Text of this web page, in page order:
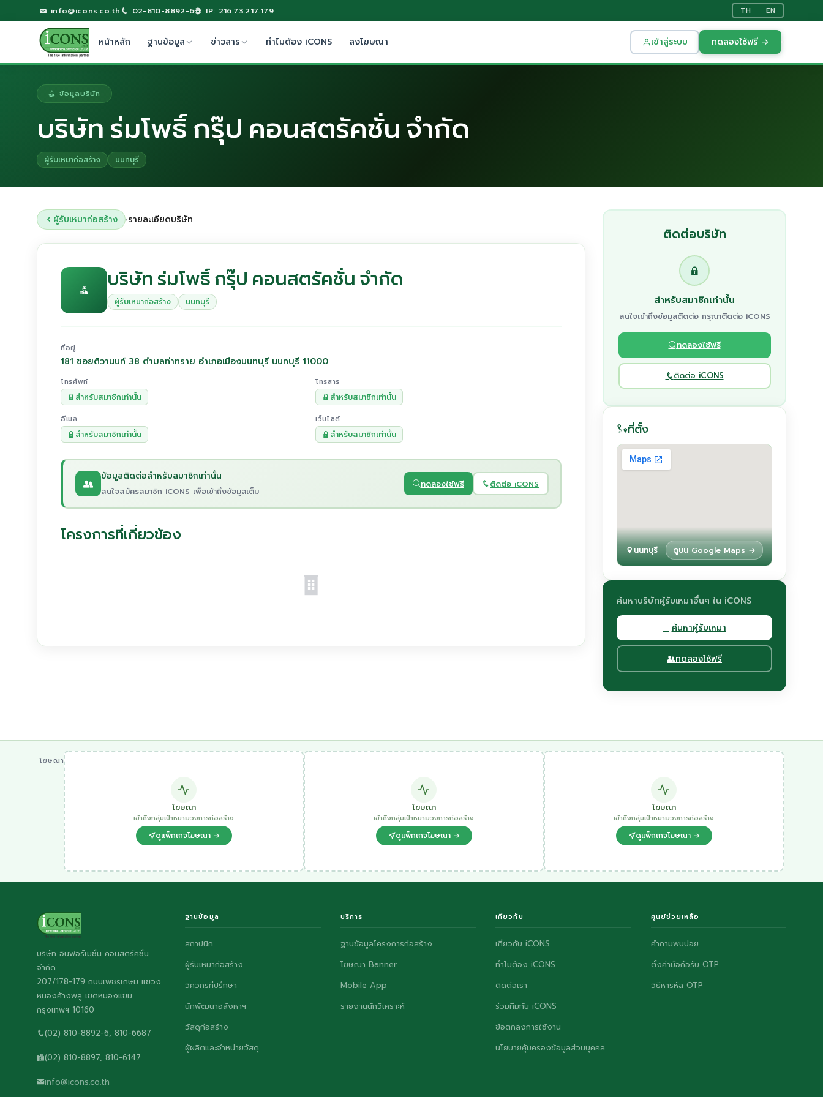
info@icons.co.th 02-810-8892-6 IP: 216.73.217.179 TH EN
หน้าหลัก ฐานข้อมูล ข่าวสาร ทำไมต้อง iCONS ลงโฆษณา เข้าสู่ระบบ ทดลองใช้ฟรี →
ข้อมูลบริษัท
บริษัท ร่มโพธิ์ กรุ๊ป คอนสตรัคชั่น จำกัด
ผู้รับเหมาก่อสร้าง นนทบุรี
ผู้รับเหมาก่อสร้าง ›รายละเอียดบริษัท
บริษัท ร่มโพธิ์ กรุ๊ป คอนสตรัคชั่น จำกัด
ผู้รับเหมาก่อสร้าง นนทบุรี
ที่อยู่
181 ซอยติวานนท์ 38 ตำบลท่าทราย อำเภอเมืองนนทบุรี นนทบุรี 11000
โทรศัพท์
สำหรับสมาชิกเท่านั้น
โทรสาร
สำหรับสมาชิกเท่านั้น
อีเมล
สำหรับสมาชิกเท่านั้น
เว็บไซต์
สำหรับสมาชิกเท่านั้น
ข้อมูลติดต่อสำหรับสมาชิกเท่านั้น
สนใจสมัครสมาชิก iCONS เพื่อเข้าถึงข้อมูลเต็ม
ทดลองใช้ฟรี ติดต่อ iCONS
โครงการที่เกี่ยวข้อง
ติดต่อบริษัท
สำหรับสมาชิกเท่านั้น
สนใจเข้าถึงข้อมูลติดต่อ กรุณาติดต่อ iCONS
ทดลองใช้ฟรี
ติดต่อ iCONS
ที่ตั้ง
นนทบุรี ดูบน Google Maps →
ค้นหาบริษัทผู้รับเหมาอื่นๆ ใน iCONS
ค้นหาผู้รับเหมา
ทดลองใช้ฟรี
โฆษณา
โฆษณา
เข้าถึงกลุ่มเป้าหมายวงการก่อสร้าง
ดูแพ็กเกจโฆษณา →
โฆษณา
เข้าถึงกลุ่มเป้าหมายวงการก่อสร้าง
ดูแพ็กเกจโฆษณา →
โฆษณา
เข้าถึงกลุ่มเป้าหมายวงการก่อสร้าง
ดูแพ็กเกจโฆษณา →
บริษัท อินฟอร์เมชั่น คอนสตรัคชั่น
จำกัด
207/178-179 ถนนเพชรเกษม แขวง
หนองค้างพลู เขตหนองแขม
กรุงเทพฯ 10160
(02) 810-8892-6, 810-6687
(02) 810-8897, 810-6147
info@icons.co.th
ฐานข้อมูล
สถาปนิก
ผู้รับเหมาก่อสร้าง
วิศวกรที่ปรึกษา
นักพัฒนาอสังหาฯ
วัสดุก่อสร้าง
ผู้ผลิตและจำหน่ายวัสดุ
บริการ
ฐานข้อมูลโครงการก่อสร้าง
โฆษณา Banner
Mobile App
รายงานนักวิเคราะห์
เกี่ยวกับ
เกี่ยวกับ iCONS
ทำไมต้อง iCONS
ติดต่อเรา
ร่วมทีมกับ iCONS
ข้อตกลงการใช้งาน
นโยบายคุ้มครองข้อมูลส่วนบุคคล
ศูนย์ช่วยเหลือ
คำถามพบบ่อย
ตั้งค่ามือถือรับ OTP
วิธีหารหัส OTP